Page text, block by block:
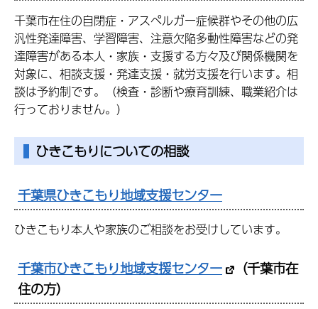
千葉市在住の自閉症・アスペルガー症候群やその他の広
汎性発達障害、学習障害、注意欠陥多動性障害などの発
達障害がある本人・家族・支援する方々及び関係機関を
対象に、相談支援・発達支援・就労支援を行います。相
談は予約制です。（検査・診断や療育訓練、職業紹介は
行っておりません。）
ひきこもりについての相談
千葉県ひきこもり地域支援センター
ひきこもり本人や家族のご相談をお受けしています。
千葉市ひきこもり地域支援センター
（千葉市在
住の方）